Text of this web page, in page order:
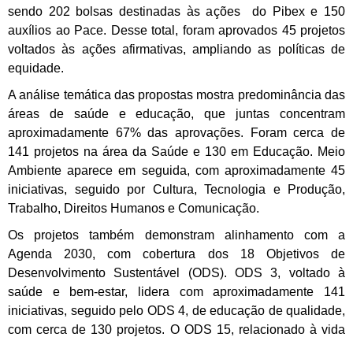
sendo 202 bolsas destinadas às ações do Pibex e 150
auxílios ao Pace. Desse total, foram aprovados 45 projetos
voltados às ações afirmativas, ampliando as políticas de
equidade.
A análise temática das propostas mostra predominância das
áreas de saúde e educação, que juntas concentram
aproximadamente 67% das aprovações. Foram cerca de
141 projetos na área da Saúde e 130 em Educação. Meio
Ambiente aparece em seguida, com aproximadamente 45
iniciativas, seguido por Cultura, Tecnologia e Produção,
Trabalho, Direitos Humanos e Comunicação.
Os projetos também demonstram alinhamento com a
Agenda 2030, com cobertura dos 18 Objetivos de
Desenvolvimento Sustentável (ODS). ODS 3, voltado à
saúde e bem-estar, lidera com aproximadamente 141
iniciativas, seguido pelo ODS 4, de educação de qualidade,
com cerca de 130 projetos. O ODS 15, relacionado à vida